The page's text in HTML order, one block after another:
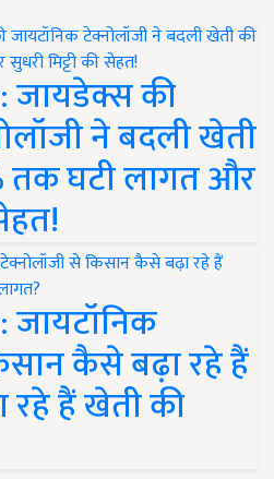
जायडेक्स की
ने बदली खेती
तक घटी लागत और
जायटॉनिक
कैसे बढ़ा रहे हैं
रहे हैं खेती की